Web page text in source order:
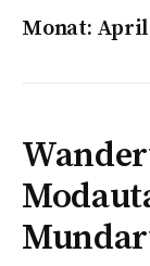
Monat: April